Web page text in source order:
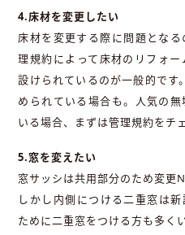
4.床材を変更したい
床材を変更する際に問題とな
理規約によって床材のリフォ
設けられているのが一般的です
められている場合も。人気の
いる場合、まずは管理規約をチ
5.窓を変えたい
窓サッシは共用部分のため変更
しかし内側につける二重窓は
ために二重窓をつける方も多く